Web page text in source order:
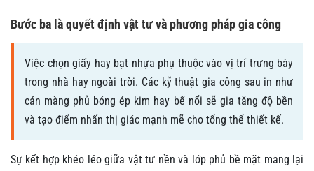
Bước ba là quyết định vật tư và phương pháp gia công
Việc chọn giấy hay bạt nhựa phụ thuộc vào vị trí trưng bày
trong nhà hay ngoài trời. Các kỹ thuật gia công sau in như
cán màng phủ bóng ép kim hay bế nổi sẽ gia tăng độ bền
và tạo điểm nhấn thị giác mạnh mẽ cho tổng thể thiết kế.
Sự kết hợp khéo léo giữa vật tư nền và lớp phủ bề mặt mang lại